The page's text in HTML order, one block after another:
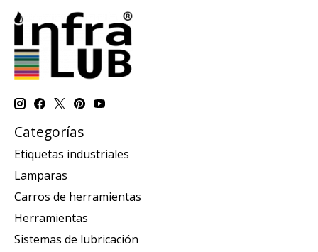
Categorías
Etiquetas industriales
Lamparas
Carros de herramientas
Herramientas
Sistemas de lubricación